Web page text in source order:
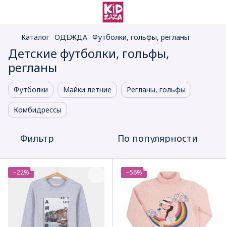
Каталог ОДЕЖДА Футболки, гольфы, регланы
Детские футболки, гольфы,
регланы
Футболки Майки летние Регланы, гольфы
Комбидрессы
Фильтр По популярности
−22% −56%